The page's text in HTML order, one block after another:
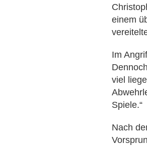
einem
Im
viel
Spiele.“
Nach